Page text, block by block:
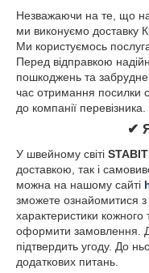
Незважаючи на те, що
ми виконуємо доставку
Ми користуємось
Перед відправкою
пошкоджень та
час отримання посилки
до компанії перевізника.
✔
У швейному світі
доставкою, так і
можна на нашому сайті
зможете ознайомитися
характеристики
оформити замовлення.
підтвердить угоду. До
додаткових питань.